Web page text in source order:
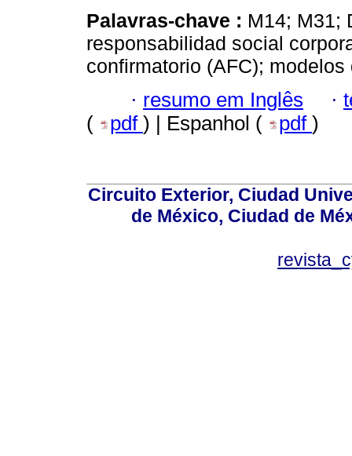
Palavras-chave : M14; M31;
responsabilidad social
confirmatorio (AFC);
· resumo em Inglês ·
(
pdf ) | Espanhol ( pdf )
Circuito Exterior, Ciudad
de México, Ciudad de